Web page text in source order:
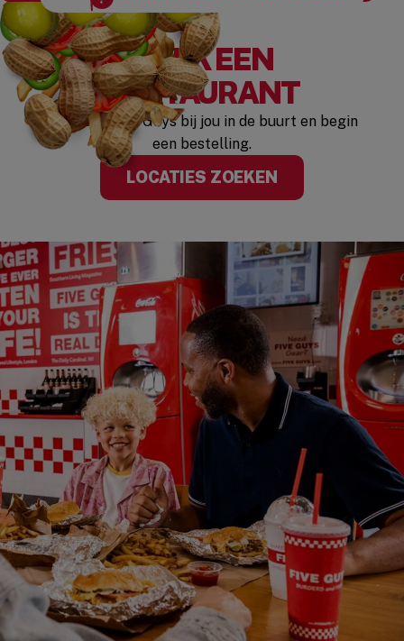
ZOEK EEN
RESTAURANT
Zoek een Five Guys bij jou in de buurt en begin
een bestelling.
LOCATIES ZOEKEN(OPENS IN A